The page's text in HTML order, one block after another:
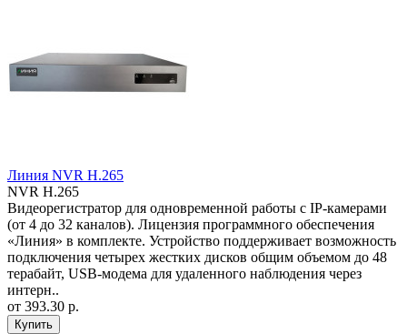
Линия NVR H.265
NVR H.265
Видеорегистратор для одновременной работы с IP-камерами
(от 4 до 32 каналов). Лицензия программного обеспечения
«Линия» в комплекте. Устройство поддерживает возможность
подключения четырех жестких дисков общим объемом до 48
терабайт, USB-модема для удаленного наблюдения через
интерн..
от 393.30 р.